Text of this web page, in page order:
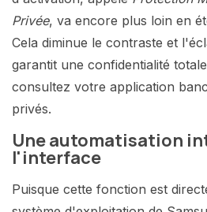
Privée, va encore plus loin en
Cela diminue le contraste et
garantit une confidentialité
consultez votre application
privés.
Une automatisation
l'interface
Puisque cette fonction est